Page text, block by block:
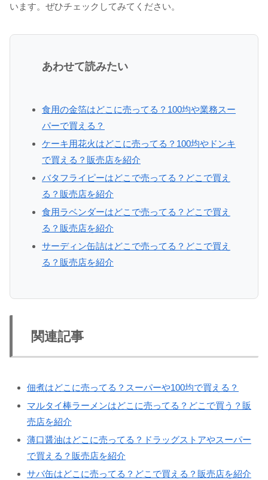
います。ぜひチェックしてみてください。
あわせて読みたい
食用の金箔はどこに売ってる？100均や業務スー
パーで買える？
ケーキ用花火はどこに売ってる？100均やドンキ
で買える？販売店を紹介
バタフライピーはどこで売ってる？どこで買え
る？販売店を紹介
食用ラベンダーはどこで売ってる？どこで買え
る？販売店を紹介
サーディン缶詰はどこで売ってる？どこで買え
る？販売店を紹介
関連記事
佃煮はどこに売ってる？スーパーや100均で買える？
マルタイ棒ラーメンはどこに売ってる？どこで買う？販
売店を紹介
薄口醤油はどこに売ってる？ドラッグストアやスーパー
で買える？販売店を紹介
サバ缶はどこに売ってる？どこで買える？販売店を紹介